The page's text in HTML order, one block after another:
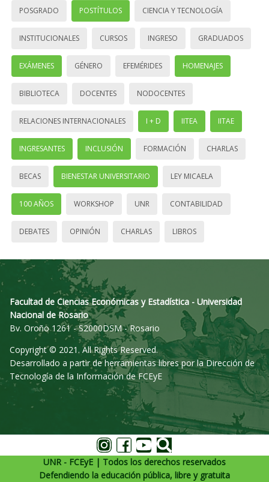
POSGRADO POSTÍTULOS CIENCIA Y TECNOLOGÍA
INSTITUCIONALES CURSOS INGRESO GRADUADOS
EXÁMENES GÉNERO EFEMÉRIDES HOMENAJES
BIBLIOTECA DOCENTES NODOCENTES
RELACIONES INTERNACIONALES I + D IITEA IITAE
INGRESANTES INCLUSIÓN FORMACIÓN CHARLAS
BECAS BIENESTAR UNIVERSITARIO LEY MICAELA
100 AÑOS WORKSHOP UNR CONTABILIDAD
DEBATES OPINIÓN CHARLAS LIBROS
Facultad de Ciencias Económicas y Estadística - Universidad
Nacional de Rosario
Bv. Oroño 1261 - S2000DSM - Rosario
Copyright © 2021. All Rights Reserved.
Desarrollado a partir de herramientas libres por la Dirección de
Tecnología de la Información de FCEyE
UNR - FCEyE | Todos los derechos reservados
Defendiendo la educación pública, libre y gratuita